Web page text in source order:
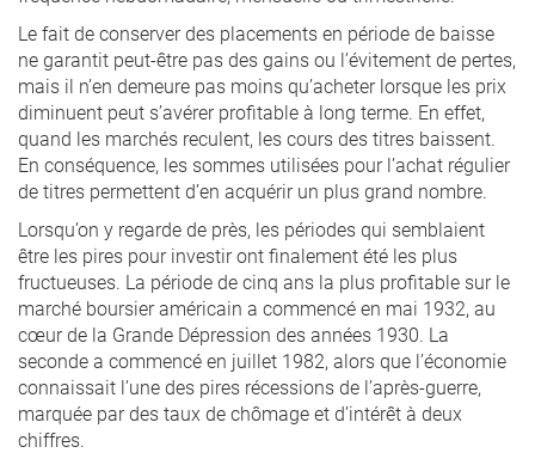
Le fait de conserver des placements en période de baisse
ne garantit peut-être pas des gains ou l’évitement de pertes,
mais il n’en demeure pas moins qu’acheter lorsque les prix
diminuent peut s’avérer profitable à long terme. En effet,
quand les marchés reculent, les cours des titres baissent.
En conséquence, les sommes utilisées pour l’achat régulier
de titres permettent d’en acquérir un plus grand nombre.
Lorsqu’on y regarde de près, les périodes qui semblaient
être les pires pour investir ont finalement été les plus
fructueuses. La période de cinq ans la plus profitable sur le
marché boursier américain a commencé en mai 1932, au
cœur de la Grande Dépression des années 1930. La
seconde a commencé en juillet 1982, alors que l’économie
connaissait l’une des pires récessions de l’après-guerre,
marquée par des taux de chômage et d’intérêt à deux
chiffres.